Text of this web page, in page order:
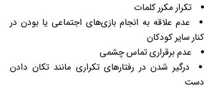
تکرار مکرر کلمات
عدم علاقه به انجام بازی‌های اجتماعی یا بودن در
کنار سایر کودکان
عدم برقراری تماس چشمی
درگیر شدن در رفتارهای تکراری مانند تکان دادن
دست